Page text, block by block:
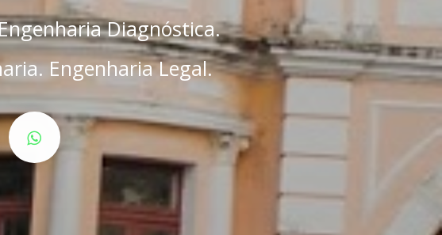
Diagnóstica.
Engenharia Legal.